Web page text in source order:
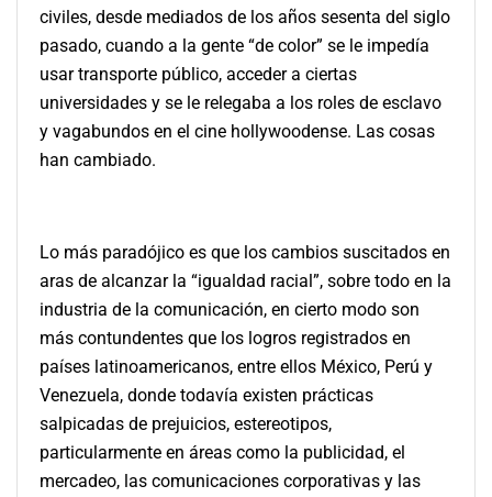
civiles, desde mediados de los años sesenta del siglo
pasado, cuando a la gente “de color” se le impedía
usar transporte público, acceder a ciertas
universidades y se le relegaba a los roles de esclavo
y vagabundos en el cine hollywoodense. Las cosas
han cambiado.
Lo más paradójico es que los cambios suscitados en
aras de alcanzar la “igualdad racial”, sobre todo en la
industria de la comunicación, en cierto modo son
más contundentes que los logros registrados en
países latinoamericanos, entre ellos México, Perú y
Venezuela, donde todavía existen prácticas
salpicadas de prejuicios, estereotipos,
particularmente en áreas como la publicidad, el
mercadeo, las comunicaciones corporativas y las